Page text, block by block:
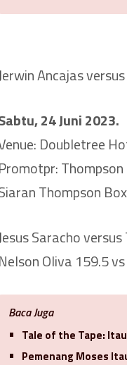
Ancajas
24 Juni 2023.
Doubletree
Promotpr: Thompson
Thompson
Saracho
Nelson Oliva 159.5
Baca Juga
Tale of the Tape:
Pemenang Moses